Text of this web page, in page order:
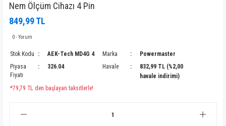
Nem Ölçüm Cihazı 4 Pin
849,99 TL
0 - Yorum
Stok Kodu AEK-Tech MD4G 4 Marka
Powermaster
Piyasa
Fiyatı
326.04 Havale
832,99 TL (%2,00
havale indirimi)
*79,79 TL den başlayan taksitlerle!